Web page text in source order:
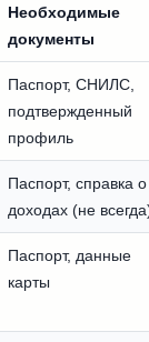
Необходимые
документы
Паспорт, СНИЛС,
подтвержденный
профиль
Паспорт, справка о
доходах (не
Паспорт, данные
карты